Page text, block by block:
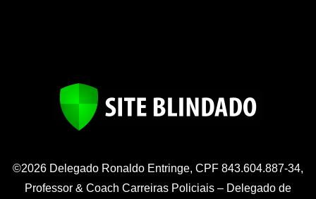
©2026 Delegado Ronaldo Entringe, CPF 843.604.887-34,
Professor & Coach Carreiras Policiais – Delegado de